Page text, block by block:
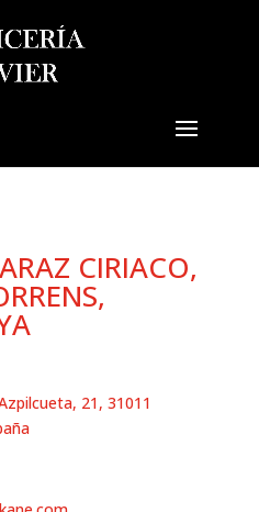
CIRIACO,
21, 31011